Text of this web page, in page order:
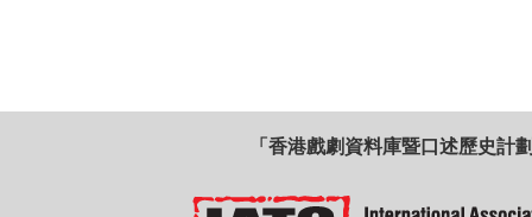
「香港戲劇資料庫暨口述歷史計